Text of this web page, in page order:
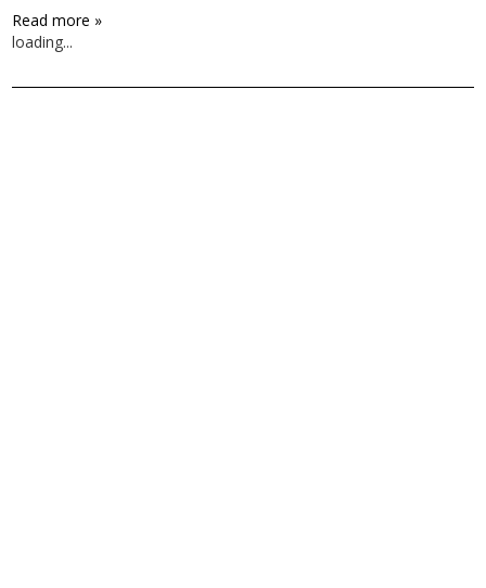
Read more »
loading...